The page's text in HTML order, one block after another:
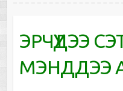
ЭРЧҮҮДЭЭ
МЭНДДЭЭ